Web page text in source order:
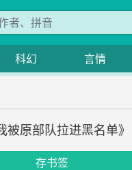
科幻 言情
原部队拉进黑名单》
存书签